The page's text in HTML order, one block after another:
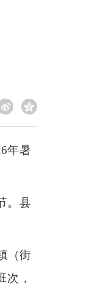
年暑
。县
（街
，